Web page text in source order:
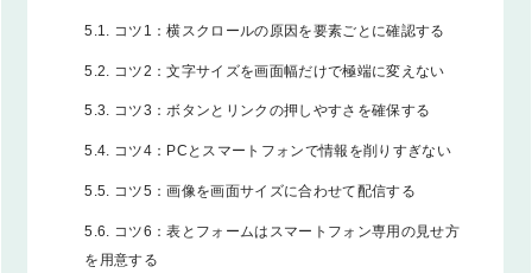
5.1. コツ1：横スクロールの原因を要素ごとに確認する
5.2. コツ2：文字サイズを画面幅だけで極端に変えない
5.3. コツ3：ボタンとリンクの押しやすさを確保する
5.4. コツ4：PCとスマートフォンで情報を削りすぎない
5.5. コツ5：画像を画面サイズに合わせて配信する
5.6. コツ6：表とフォームはスマートフォン専用の見せ方
を用意する